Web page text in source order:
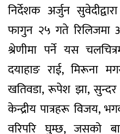
निर्देशक अर्जुन
फागुन २५ गते रिलिजमा
श्रेणीमा पर्ने यस
दयाहाङ राई, मिरूना
खतिवडा, रूपेश झा,
केन्द्रीय पात्रहरू विजय,
वरिपरि घुम्छ, जसको